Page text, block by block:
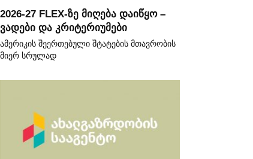
2026-27 FLEX-ზე მიღება დაიწყო –
ვადები და კრიტერიუმები
ამერიკის შეერთებული შტატების მთავრობის
მიერ სრულად